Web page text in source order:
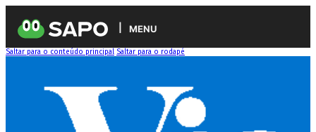
MENU
Saltar para o conteúdo principal Saltar para o rodapé